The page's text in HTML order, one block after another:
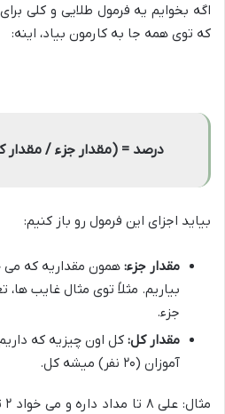
اگه بخوایم یه فرمول طلایی و کلی
که توی همه جا به کارمون بیاد، اینه:
درصد = (مقدار جزء / مقدار کل)
بیاید اجزای این فرمول رو باز کنیم:
مقدار جزء: همون مقداریه که
جزء.
مقدار کل: کل اون چیزیه که
آموزان (۲۰ نفر) میشه کل.